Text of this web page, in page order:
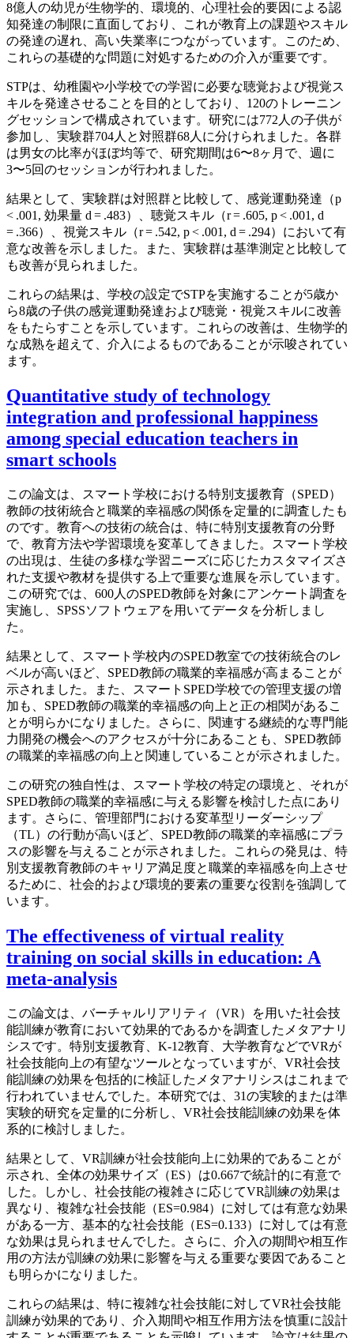
8億人の幼児が生物学的、環境的、心理社会的要因による認
知発達の制限に直面しており、これが教育上の課題やスキル
の発達の遅れ、高い失業率につながっています。このため、
これらの基礎的な問題に対処するための介入が重要です。
STPは、幼稚園や小学校での学習に必要な聴覚および視覚ス
キルを発達させることを目的としており、120のトレーニン
グセッションで構成されています。研究には772人の子供が
参加し、実験群704人と対照群68人に分けられました。各群
は男女の比率がほぼ均等で、研究期間は6〜8ヶ月で、週に
3〜5回のセッションが行われました。
結果として、実験群は対照群と比較して、感覚運動発達（p
< .001, 効果量 d = .483）、聴覚スキル（r = .605, p < .001, d
= .366）、視覚スキル（r = .542, p < .001, d = .294）において有
意な改善を示しました。また、実験群は基準測定と比較して
も改善が見られました。
これらの結果は、学校の設定でSTPを実施することが5歳か
ら8歳の子供の感覚運動発達および聴覚・視覚スキルに改善
をもたらすことを示しています。これらの改善は、生物学的
な成熟を超えて、介入によるものであることが示唆されてい
ます。
Quantitative study of technology
integration and professional happiness
among special education teachers in
smart schools
この論文は、スマート学校における特別支援教育（SPED）
教師の技術統合と職業的幸福感の関係を定量的に調査したも
のです。教育への技術の統合は、特に特別支援教育の分野
で、教育方法や学習環境を変革してきました。スマート学校
の出現は、生徒の多様な学習ニーズに応じたカスタマイズさ
れた支援や教材を提供する上で重要な進展を示しています。
この研究では、600人のSPED教師を対象にアンケート調査を
実施し、SPSSソフトウェアを用いてデータを分析しまし
た。
結果として、スマート学校内のSPED教室での技術統合のレ
ベルが高いほど、SPED教師の職業的幸福感が高まることが
示されました。また、スマートSPED学校での管理支援の増
加も、SPED教師の職業的幸福感の向上と正の相関があるこ
とが明らかになりました。さらに、関連する継続的な専門能
力開発の機会へのアクセスが十分にあることも、SPED教師
の職業的幸福感の向上と関連していることが示されました。
この研究の独自性は、スマート学校の特定の環境と、それが
SPED教師の職業的幸福感に与える影響を検討した点にあり
ます。さらに、管理部門における変革型リーダーシップ
（TL）の行動が高いほど、SPED教師の職業的幸福感にプラ
スの影響を与えることが示されました。これらの発見は、特
別支援教育教師のキャリア満足度と職業的幸福感を向上させ
るために、社会的および環境的要素の重要な役割を強調して
います。
The effectiveness of virtual reality
training on social skills in education: A
meta-analysis
この論文は、バーチャルリアリティ（VR）を用いた社会技
能訓練が教育において効果的であるかを調査したメタアナリ
シスです。特別支援教育、K-12教育、大学教育などでVRが
社会技能向上の有望なツールとなっていますが、VR社会技
能訓練の効果を包括的に検証したメタアナリシスはこれまで
行われていませんでした。本研究では、31の実験的または準
実験的研究を定量的に分析し、VR社会技能訓練の効果を体
系的に検討しました。
結果として、VR訓練が社会技能向上に効果的であることが
示され、全体の効果サイズ（ES）は0.667で統計的に有意で
した。しかし、社会技能の複雑さに応じてVR訓練の効果は
異なり、複雑な社会技能（ES=0.984）に対しては有意な効果
がある一方、基本的な社会技能（ES=0.133）に対しては有意
な効果は見られませんでした。さらに、介入の期間や相互作
用の方法が訓練の効果に影響を与える重要な要因であること
も明らかになりました。
これらの結果は、特に複雑な社会技能に対してVR社会技能
訓練が効果的であり、介入期間や相互作用方法を慎重に設計